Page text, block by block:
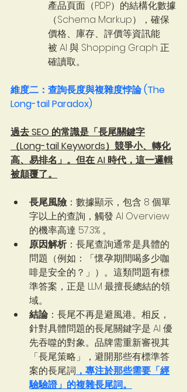
產品頁面（PDP）的結構化數據
（Schema Markup），確保
價格、庫存、評價等資訊能
被 AI 與 Shopping Graph 正
確讀取。
維度二：查詢長度與複雜度悖論 (The
Long-tail Paradox)
過去 SEO 的常識是「長尾關鍵字
（Long-tail Keywords）競爭小、轉化
高、易排名」。但在 AI 時代，這一邏輯
被顛覆了。
長尾風險 ：數據顯示，包含 8 個單
字以上的查詢，觸發 AI Overview
的機率高達 57.3% 。
原因解析：長尾查詢通常是具體的
問題（例如：「懷孕期間喝多少咖
啡是安全的？」）。這類問題有標
準答案，正是 LLM 最擅長總結的領
域。
結論：長尾不再是避風港。相反，
針對具體問題的長尾關鍵字是 AI 優
先吞噬的對象。品牌需重新審視其
「長尾策略」，避開那些有標準答
案的長尾詞 ，專注於那些需要「經
驗驗證」的複雜長尾詞。